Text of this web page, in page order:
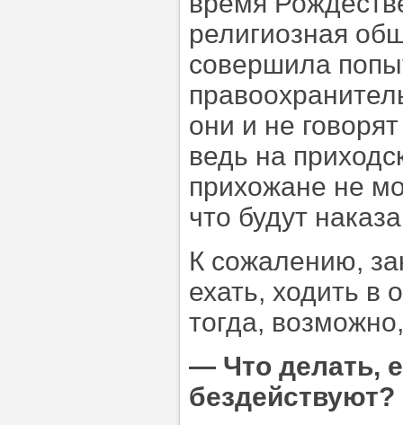
религиозная
совершила
они и не
ведь на
прихожане не
что будут
К сожалению,
ехать, ходить в
тогда,
— Что делать,
бездействуют?